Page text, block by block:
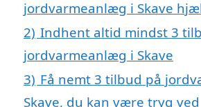
jordvarmeanlæg i Skave
2) Indhent altid mindst 3
jordvarmeanlæg i Skave
3) Få nemt 3 tilbud på
Skave, du kan være tryg ved